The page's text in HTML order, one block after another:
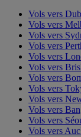
Vols vers
Vols vers
Vols vers
Vols vers
Vols vers
Vols vers
Vols vers
Vols vers
Vols vers
Vols vers
Vols vers
Vols vers